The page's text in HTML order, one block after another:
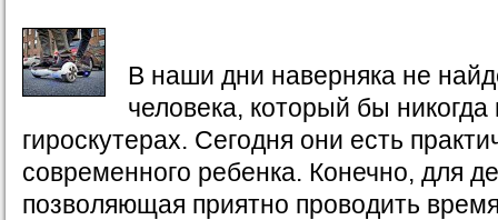
В наши дни наверняка не
человека, который бы
гироскутерах. Сегодня они есть
современного ребенка. Конечно, для
позволяющая приятно проводить